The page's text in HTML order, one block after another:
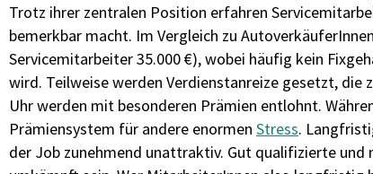
Trotz ihrer zentralen Position erfahren
bemerkbar macht. Im Vergleich zu
Servicemitarbeiter 35.000 €), wobei häufig kein
wird. Teilweise werden Verdienstanreize gesetzt, die
Uhr werden mit besonderen Prämien entlohnt.
Prämiensystem für andere enormen Stress.
der Job zunehmend unattraktiv. Gut qualifizierte